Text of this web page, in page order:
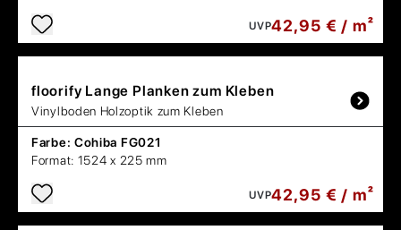
UVP42,95 € / m²
floorify Lange Planken zum Kleben
Vinylboden Holzoptik zum Kleben
Farbe: Cohiba FG021
Format: 1524 x 225 mm
UVP42,95 € / m²